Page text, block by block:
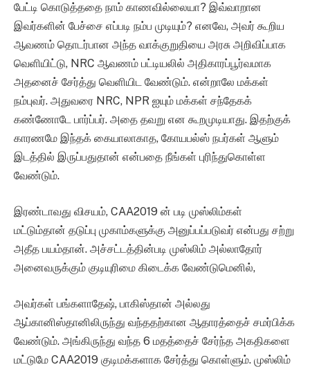
பேட்டி கொடுத்ததை நாம் காணவில்லையா? இவ்வாறான
இவர்களின் பேச்சை எப்படி நம்ப முடியும்? எனவே, அவர் கூறிய
ஆவணம் தொடர்பான அந்த வாக்குறுதியை அரசு அறிவிப்பாக
வெளியிட்டு, NRC ஆவணம் பட்டியலில் அதிகாரப்பூர்வமாக
அதனைச் சேர்த்து வெளியிட வேண்டும். என்றாலே மக்கள்
நம்புவர். அதுவரை NRC, NPR ஐயும் மக்கள் சந்தேகக்
கண்ணோடே பார்ப்பர். அதை தவறு என கூறமுடியாது. இதற்குக்
காரணமே இந்தக் கையாலாகாத, கோயபல்ஸ் நபர்கள் ஆளும்
இடத்தில் இருப்பதுதான் என்பதை நீங்கள் புரிந்துகொள்ள
வேண்டும்.
இரண்டாவது விசயம், CAA2019 ன் படி முஸ்லிம்கள்
மட்டும்தான் தடுப்பு முகாம்களுக்கு அனுப்பப்படுவர் என்பது சற்று
அதீத பயம்தான். அச்சட்டத்தின்படி முஸ்லிம் அல்லாதோர்
அனைவருக்கும் குடியுரிமை கிடைக்க வேண்டுமெனில்,
அவர்கள் பங்களாதேஷ், பாகிஸ்தான் அல்லது
ஆப்கானிஸ்தானிலிருந்து வந்ததற்கான ஆதாரத்தைச் சமர்பிக்க
வேண்டும். அங்கிருந்து வந்த 6 மதத்தைச் சேர்ந்த அகதிகளை
மட்டுமே CAA2019 குடிமக்களாக சேர்த்து கொள்ளும். முஸ்லிம்